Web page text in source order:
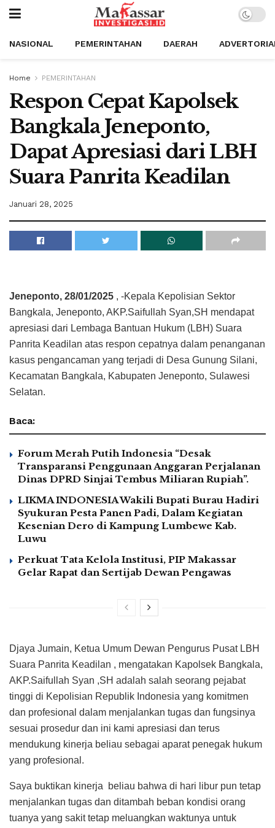
NASIONAL PEMERINTAHAN DAERAH
Home PEMERINTAHAN
Respon Cepat Kapolsek
Bangkala Jeneponto,
Dapat Apresiasi dari LBH
Suara Panrita Keadilan
Januari 28, 2025
Jeneponto, 28/01/2025 , -Kepala Kepolisian Sektor
Bangkala, Jeneponto, AKP.Saifullah Syan,SH mendapat
apresiasi dari Lembaga Bantuan Hukum (LBH) Suara
Panrita Keadilan atas respon cepatnya dalam penanganan
kasus pengancaman yang terjadi di Desa Gunung Silani,
Kecamatan Bangkala, Kabupaten Jeneponto, Sulawesi
Selatan.
Baca:
Forum Merah Putih Indonesia “Desak
Transparansi Penggunaan Anggaran Perjalanan
Dinas DPRD Sinjai Tembus Miliaran Rupiah”.
LIKMA INDONESIA Wakili Bupati Burau Hadiri
Syukuran Pesta Panen Padi, Dalam Kegiatan
Kesenian Dero di Kampung Lumbewe Kab.
Luwu
Perkuat Tata Kelola Institusi, PIP Makassar
Gelar Rapat dan Sertijab Dewan Pengawas
Djaya Jumain, Ketua Umum Dewan Pengurus Pusat LBH
Suara Panrita Keadilan , mengatakan Kapolsek Bangkala,
AKP.Saifullah Syan ,SH adalah salah seorang pejabat
tinggi di Kepolisian Republik Indonesia yang komitmen
dan profesional dalam menjalankan tugas dan fungsinya
sesuai prosedur dan ini kami apresiasi dan terus
mendukung kinerja beliau sebagai aparat penegak hukum
yang profesional.
Saya buktikan kinerja beliau bahwa di hari libur pun tetap
menjalankan tugas dan ditambah beban kondisi orang
tuanya yang sakit tetap meluangkan waktunya untuk